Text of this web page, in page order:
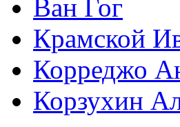
Ван Гог
Крамской
Корреджо
Корзухин